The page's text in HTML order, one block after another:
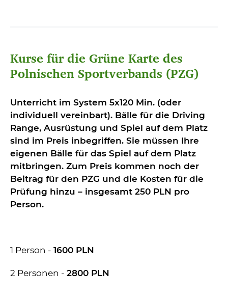
Kurse für die Grüne Karte des
Polnischen Sportverbands (PZG)
Unterricht im System 5x120 Min. (oder
individuell vereinbart). Bälle für die Driving
Range, Ausrüstung und Spiel auf dem Platz
sind im Preis inbegriffen. Sie müssen Ihre
eigenen Bälle für das Spiel auf dem Platz
mitbringen. Zum Preis kommen noch der
Beitrag für den PZG und die Kosten für die
Prüfung hinzu – insgesamt 250 PLN pro
Person.
1 Person - 1600 PLN
2 Personen - 2800 PLN